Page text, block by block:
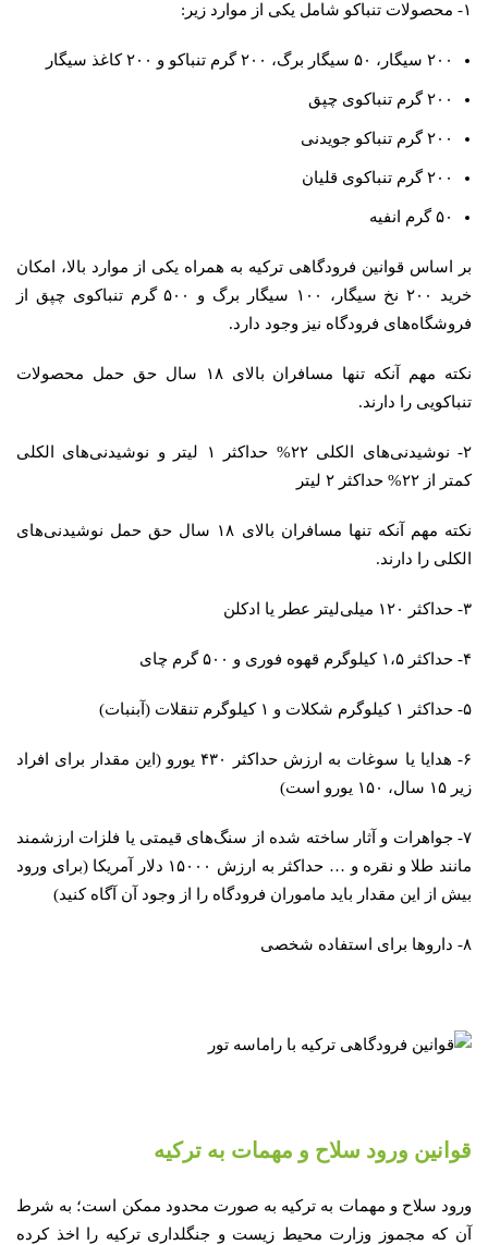
۱- محصولات تنباکو شامل یکی از موارد زیر:
۲۰۰ سیگار، ۵۰ سیگار برگ، ۲۰۰ گرم تنباکو و ۲۰۰ کاغذ سیگار
۲۰۰ گرم تنباکوی چپق
۲۰۰ گرم تنباکو جویدنی
۲۰۰ گرم تنباکوی قلیان
۵۰ گرم انفیه
بر اساس قوانین فرودگاهی ترکیه به همراه یکی از موارد بالا، امکان
خرید ۲۰۰ نخ سیگار، ۱۰۰ سیگار برگ و ۵۰۰ گرم تنباکوی چپق از
فروشگاه‌های فرودگاه نیز وجود دارد.
نکته مهم آنکه تنها مسافران بالای ۱۸ سال حق حمل محصولات
تنباکویی را دارند.
۲- نوشیدنی‌های الکلی ۲۲% حداکثر ۱ لیتر و نوشیدنی‌های الکلی
کمتر از ۲۲% حداکثر ۲ لیتر
نکته مهم آنکه تنها مسافران بالای ۱۸ سال حق حمل نوشیدنی‌های
الکلی را دارند.
۳- حداکثر ۱۲۰ میلی‌لیتر عطر یا ادکلن
۴- حداکثر ۱،۵ کیلوگرم قهوه فوری و ۵۰۰ گرم چای
۵- حداکثر ۱ کیلوگرم شکلات و ۱ کیلوگرم تنقلات (آبنبات)
۶- هدایا یا سوغات به ارزش حداکثر ۴۳۰ یورو (این مقدار برای افراد
زیر ۱۵ سال، ۱۵۰ یورو است)
۷- جواهرات و آثار ساخته شده از سنگ‌های قیمتی یا فلزات ارزشمند
مانند طلا و نقره و … حداکثر به ارزش ۱۵۰۰۰ دلار آمریکا (برای ورود
بیش از این مقدار باید ماموران فرودگاه را از وجود آن آگاه کنید)
۸- داروها برای استفاده شخصی
قوانین ورود سلاح و مهمات به ترکیه
ورود سلاح و مهمات به ترکیه به صورت محدود ممکن است؛ به شرط
آن که مجموز وزارت محیط زیست و جنگلداری ترکیه را اخذ کرده